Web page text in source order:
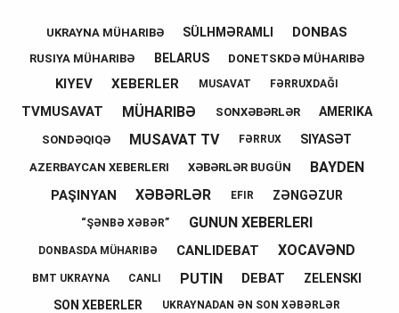
UKRAYNA MÜHARIBƏ SÜLHMƏRAMLI DONBAS
RUSIYA MÜHARIBƏ BELARUS DONETSKDƏ MÜHARIBƏ
KIYEV XEBERLER MUSAVAT FƏRRUXDAĞI
TVMUSAVAT MÜHARIBƏ SONXƏBƏRLƏR AMERIKA
SONDƏQIQƏ MUSAVAT TV FƏRRUX SIYASƏT
AZERBAYCAN XEBERLERI XƏBƏRLƏR BUGÜN BAYDEN
PAŞINYAN XƏBƏRLƏR EFIR ZƏNGƏZUR
“ŞƏNBƏ XƏBƏR” GUNUN XEBERLERI
DONBASDA MÜHARIBƏ CANLIDEBAT XOCAVƏND
BMT UKRAYNA CANLI PUTIN DEBAT
ZELENSKI
SON XEBERLER
UKRAYNADAN ƏN SON XƏBƏRLƏR